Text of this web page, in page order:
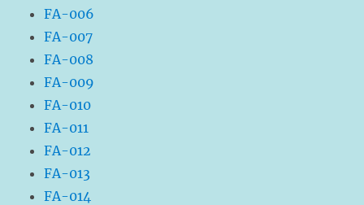
FA-006
FA-007
FA-008
FA-009
FA-010
FA-011
FA-012
FA-013
FA-014